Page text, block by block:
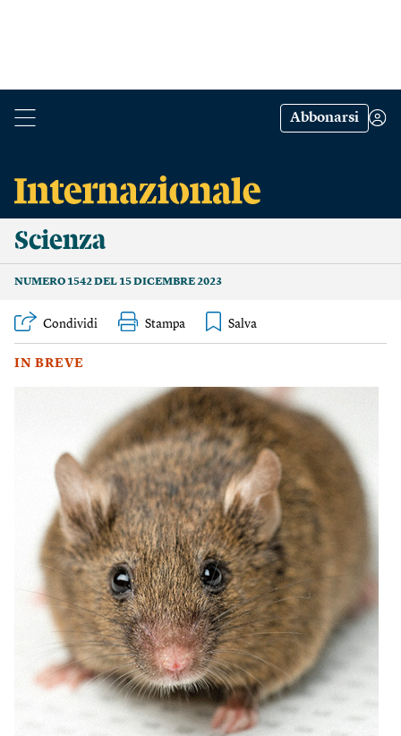
Abbonarsi
Scienza
NUMERO 1542 DEL 15 DICEMBRE 2023
Condividi Stampa
IN BREVE